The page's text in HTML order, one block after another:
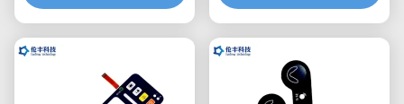
flexible
commande de membrane